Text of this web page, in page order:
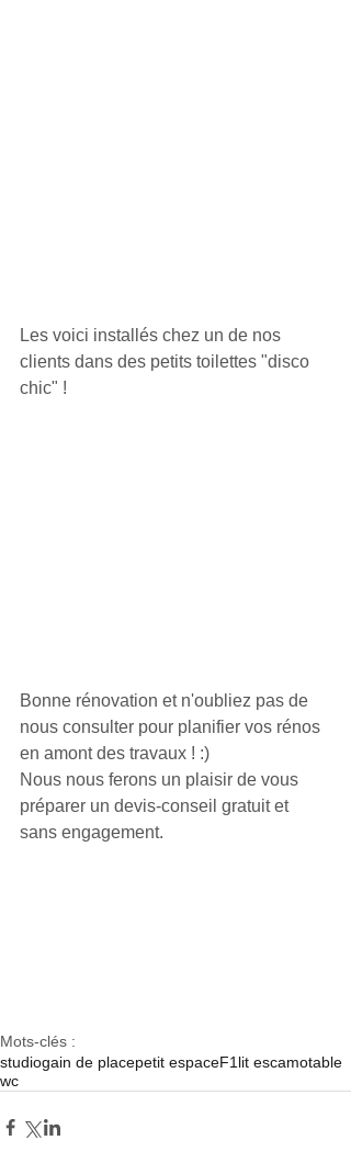
Les voici installés chez un de nos
clients dans des petits toilettes "disco
chic" !
Bonne rénovation et n'oubliez pas de
nous consulter pour planifier vos rénos
en amont des travaux ! :)
Nous nous ferons un plaisir de vous
préparer un devis-conseil gratuit et
sans engagement.
Mots-clés :
studiogain de placepetit espaceF1 lit escamotable
wc